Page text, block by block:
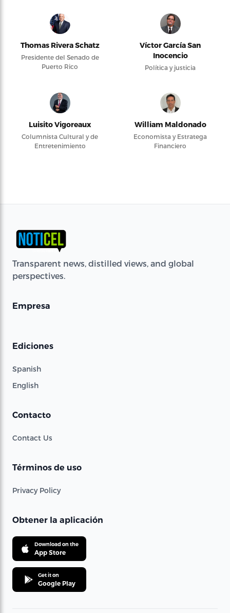
Thomas Rivera Schatz
Presidente del Senado de
Puerto Rico
Víctor García San
Inocencio
Política y justicia
Luisito Vigoreaux
Columnista Cultural y de
Entretenimiento
William Maldonado
Economista y Estratega
Financiero
Transparent news, distilled views, and global
perspectives.
Empresa
Ediciones
Spanish
English
Contacto
Contact Us
Términos de uso
Privacy Policy
Obtener la aplicación
Download on the
App Store
Get it on
Google Play